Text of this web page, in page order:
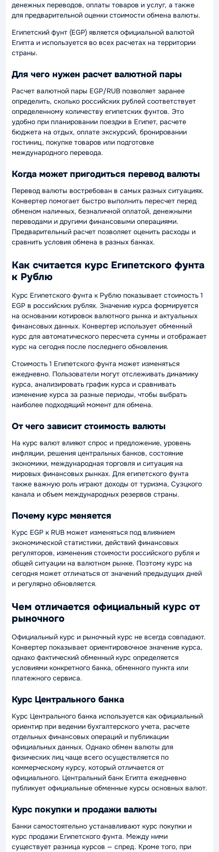
денежных переводов, оплаты товаров и услуг, а также
для предварительной оценки стоимости обмена валюты.
Египетский фунт (EGP) является официальной валютой
Египта и используется во всех расчетах на территории
страны.
Для чего нужен расчет валютной пары
Расчет валютной пары EGP/RUB позволяет заранее
определить, сколько российских рублей соответствует
определенному количеству египетских фунтов. Это
удобно при планировании поездки в Египет, расчете
бюджета на отдых, оплате экскурсий, бронировании
гостиниц, покупке товаров или подготовке
международного перевода.
Когда может пригодиться перевод валюты
Перевод валюты востребован в самых разных ситуациях.
Конвертер помогает быстро выполнить пересчет перед
обменом наличных, безналичной оплатой, денежными
переводами и другими финансовыми операциями.
Предварительный расчет позволяет оценить расходы и
сравнить условия обмена в разных банках.
Как считается курс Египетского фунта
к Рублю
Курс Египетского фунта к Рублю показывает стоимость 1
EGP в российских рублях. Значение курса формируется
на основании котировок валютного рынка и актуальных
финансовых данных. Конвертер использует обменный
курс для автоматического пересчета суммы и отображает
курс на сегодня после последнего обновления.
Стоимость 1 Египетского фунта может изменяться
ежедневно. Пользователи могут отслеживать динамику
курса, анализировать график курса и сравнивать
изменение курса за разные периоды, чтобы выбрать
наиболее подходящий момент для обмена.
От чего зависит стоимость валюты
На курс валют влияют спрос и предложение, уровень
инфляции, решения центральных банков, состояние
экономики, международная торговля и ситуация на
мировых финансовых рынках. Для египетского фунта
также важную роль играют доходы от туризма, Суэцкого
канала и объем международных резервов страны.
Почему курс меняется
Курс EGP к RUB может изменяться под влиянием
экономической статистики, действий финансовых
регуляторов, изменения стоимости российского рубля и
общей ситуации на валютном рынке. Поэтому курс на
сегодня может отличаться от значений предыдущих дней
и регулярно обновляется.
Чем отличается официальный курс от
рыночного
Официальный курс и рыночный курс не всегда совпадают.
Конвертер показывает ориентировочное значение курса,
однако фактический обменный курс определяется
условиями конкретного банка, обменного пункта или
платежного сервиса.
Курс Центрального банка
Курс Центрального банка используется как официальный
ориентир при ведении бухгалтерского учета, расчете
отдельных финансовых операций и публикации
официальных данных. Однако обмен валюты для
физических лиц чаще всего осуществляется по
коммерческому курсу, который отличается от
официального. Центральный банк Египта ежедневно
публикует официальные обменные курсы основных валют.
Курс покупки и продажи валюты
Банки самостоятельно устанавливают курс покупки и
курс продажи Египетского фунта. Между ними
существует разница курсов — спред. Кроме того, при